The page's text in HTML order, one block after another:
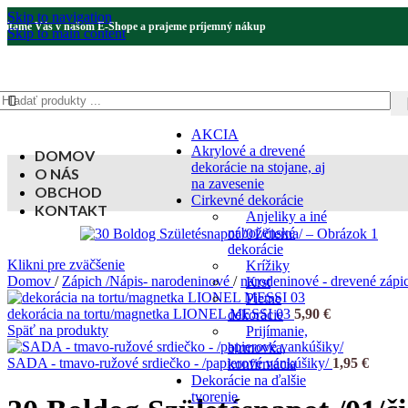
Skip to navigation
Skip to main content
Vás v našom E-Shope a prajeme príjemný nákup
AKCIA
Akrylové a drevené
dekorácie na stojane, aj
na zavesenie
Cirkevné dekorácie
Anjeliky a iné
náboženské
dekorácie
Krížiky
Krst
Pietne
dekorácie
Prijímanie,
birmovka,
konfirmácia
Dekorácie na ďalšie
tvorenie
DOMOV
O NÁS
OBCHOD
KONTAKT
Klikni pre zväčšenie
Domov / Zápich /Nápis- narodeninové / narodeninové - drevené
dekorácia na tortu/magnetka LIONEL MESSI 03 5,90 €
Späť na produkty
SADA - tmavo-ružové srdiečko - /papierové vankúšiky/ 1,95 €